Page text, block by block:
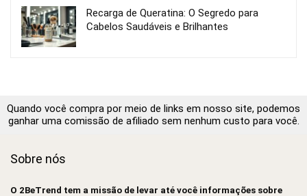
Recarga de Queratina: O Segredo para
Cabelos Saudáveis e Brilhantes
Quando você compra por meio de links em nosso site, podemos
ganhar uma comissão de afiliado sem nenhum custo para você.
Sobre nós
O 2BeTrend tem a missão de levar até você informações sobre